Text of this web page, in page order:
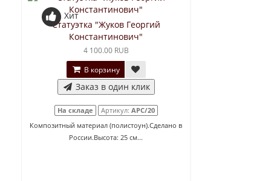
Хит
Статуэтка "Жуков Георгий
Константинович"
4 100.00 RUB
В корзину
Заказ в один клик
На складе Артикул: АРС/20
Композитный материал (полистоун).Сделано в
России.Высота: 25 см...